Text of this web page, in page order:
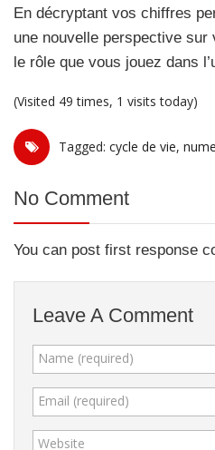
En décryptant vos chiffres
une nouvelle perspective
le rôle que vous jouez dans
(Visited 49 times, 1 visits today)
Tagged: cycle de vie,
No Comment
You can post first response
Leave A Comment
Name (required)
Email (required)
Website